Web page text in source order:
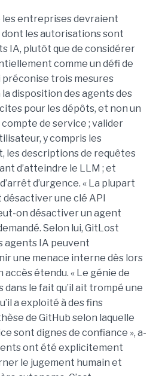
les entreprises devraient
les autorisations sont
IA, plutôt que de considérer
comme un défi de
préconise trois mesures
disposition des agents des
pour les dépôts, et non un
de service ; valider
y compris les
les descriptions de requêtes
d’atteindre le LLM ; et
d’urgence. « La plupart
une clé API
on désactiver un agent
Selon lui, GitLost
agents IA peuvent
une menace interne dès lors
accès étendu. « Le génie de
le fait qu’il ait trompé une
a exploité à des fins
de GitHub selon laquelle
sont dignes de confiance », a-
ont été explicitement
le jugement humain et